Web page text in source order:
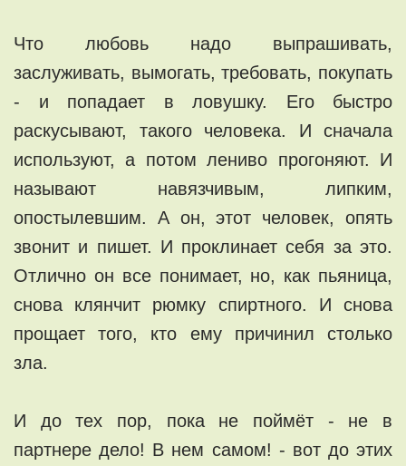
Что любовь надо выпрашивать,
заслуживать, вымогать, требовать, покупать
- и попадает в ловушку. Его быстро
раскусывают, такого человека. И сначала
используют, а потом лениво прогоняют. И
называют навязчивым, липким,
опостылевшим. А он, этот человек, опять
звонит и пишет. И проклинает себя за это.
Отлично он все понимает, но, как пьяница,
снова клянчит рюмку спиртного. И снова
прощает того, кто ему причинил столько
зла.
И до тех пор, пока не поймёт - не в
партнере дело! В нем самом! - вот до этих